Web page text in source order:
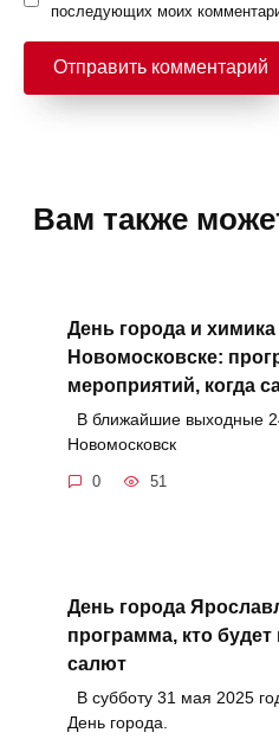
последующих моих
Вам также
День города и химика
Новомосковске:
мероприятий, когда
В ближайшие выходные
Новомосковск
0 51
День города
программа, кто будет
салют
В субботу 31 мая 2025
День города.